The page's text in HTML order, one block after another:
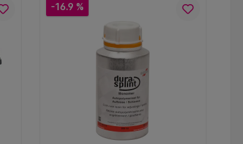
In den Warenkorb
-16.9 %